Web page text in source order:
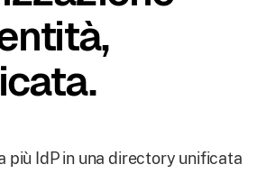
più IdP in una directory unificata